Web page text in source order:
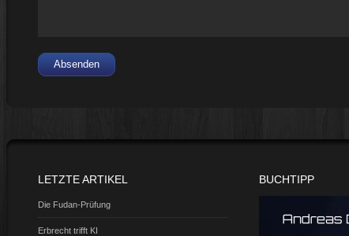
Absenden
LETZTE ARTIKEL
Die Fudan-Prüfung
Erbrecht trifft KI
BUCHTIPP